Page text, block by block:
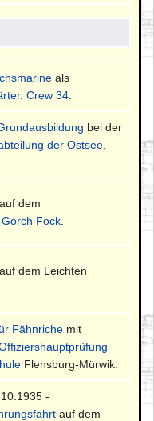
als
.Crew 34
bei der
der Ostsee
auf dem
Gorch Fock
auf dem Leichten
Fähnriche mit
Flensburg-Mürwik.
-
auf dem